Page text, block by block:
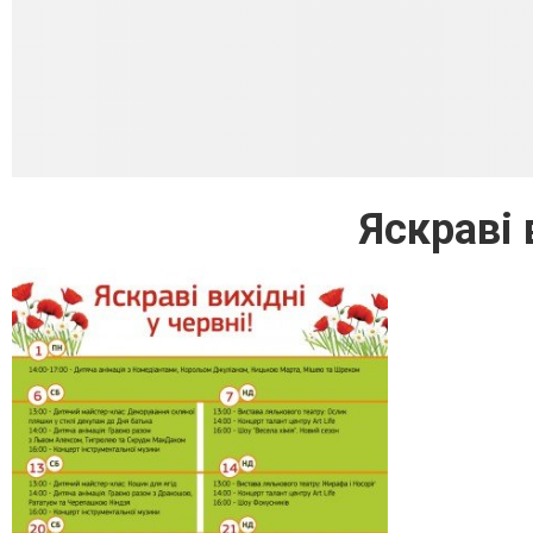
Яскраві